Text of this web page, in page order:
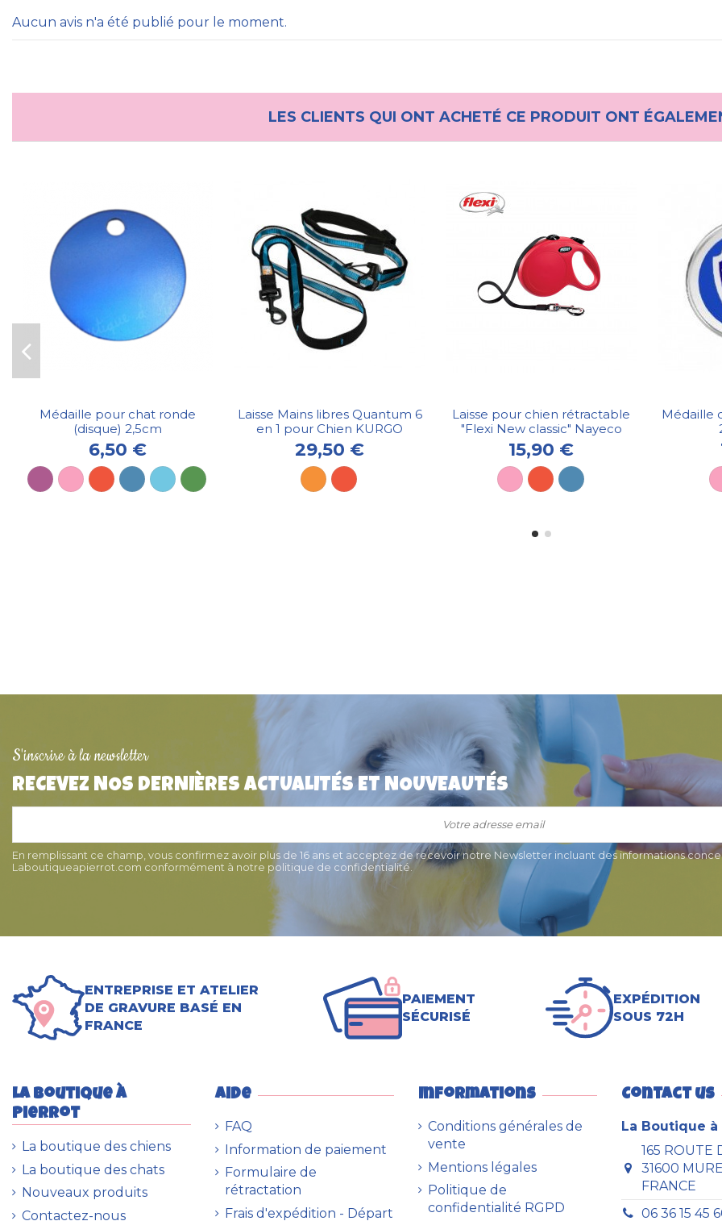
Aucun avis n'a été publié pour le moment.
LES CLIENTS QUI ONT ACHETÉ CE PRODUIT ONT
Médaille pour chat ronde
(disque) 2,5cm
6,50 €
Laisse Mains libres Quantum 6
en 1 pour Chien KURGO
29,50 €
Laisse pour chien rétractable
"Flexi New classic" Nayeco
15,90 €
Médaille
Médaille pour chien "Ronde
Médaille pour chien "Patte
Polie" 3,5 cm x 3,3 cm
Médaille pour chien "Patte
Strass" 3 cm
9,46 €
S'inscrire à la newsletter
RECEVEZ NOS DERNIÈRES ACTUALITÉS ET NOUVEAUTÉS
En remplissant ce champ, vous confirmez avoir plus de 16 ans et acceptez de recevoir notre Newsletter incluant des informations
Laboutiqueapierrot.com conformément à notre politique de confidentialité.
ENTREPRISE ET ATELIER
DE GRAVURE BASÉ EN
FRANCE
PAIEMENT
SÉCURISÉ
EXPÉDITION
SOUS 72H
La boutique à
Pierrot
La boutique des chiens
La boutique des chats
Nouveaux produits
Contactez-nous
Aide
FAQ
Information de paiement
Formulaire de
rétractation
Frais d'expédition - Départ
Informations
Conditions générales de
vente
Mentions légales
Politique de
confidentialité RGPD
Contact us
La Boutique
165 ROUTE
31600
FRANCE
06 36 15 45